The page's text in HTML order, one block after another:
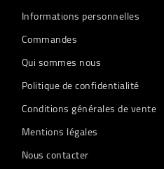
Informations personnelles
Commandes
Qui sommes nous
Politique de confidentialité
Conditions générales de vente
Mentions légales
Nous contacter